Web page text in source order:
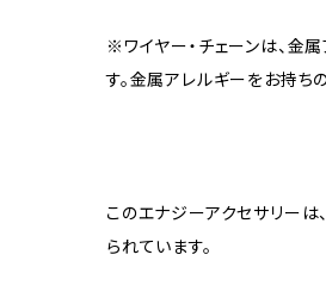
※ワイヤー・チェーンは、金
す。金属アレルギーをお持ち
このエナジーアクセサリーは
られています。